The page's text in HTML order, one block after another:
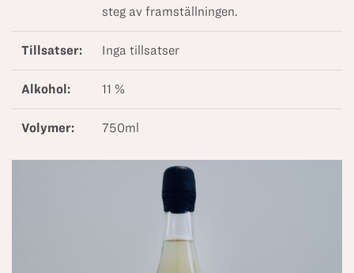
steg av framställningen.
Tillsatser: Inga tillsatser
Alkohol: 11 %
Volymer: 750ml